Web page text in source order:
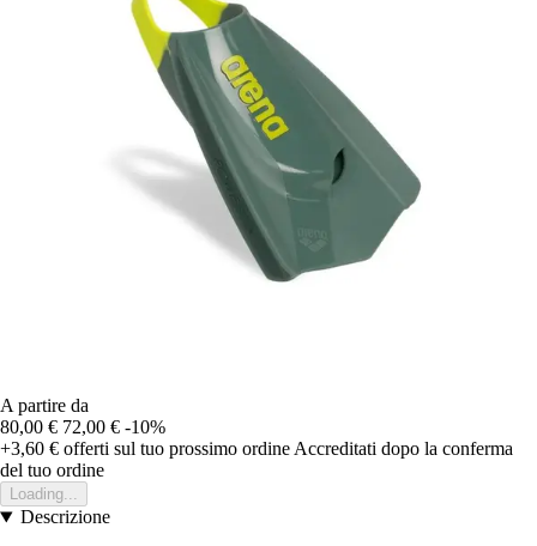
A partire da
80,00 € 72,00 € -10%
+3,60 € offerti sul tuo prossimo ordine Accreditati dopo la conferma
del tuo ordine
Loading...
Descrizione